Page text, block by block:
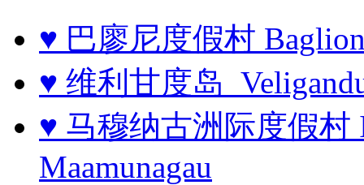
♥ 巴廖尼度假村
♥ 维利甘度岛
♥ 马穆纳古洲际度假村
Maamunagau